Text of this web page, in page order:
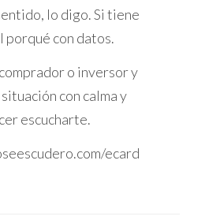
de la societat
públiques fins a
i programes bilingües,
diverses per
integral dels seus fills. A
lo digo. Si tiene
porqué con datos.
o inversor y
con calma y
escucharte.
ecard